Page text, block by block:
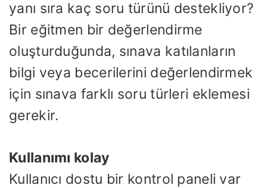
yanı sıra kaç soru türünü destekliyor?
Bir eğitmen bir değerlendirme
oluşturduğunda, sınava katılanların
bilgi veya becerilerini değerlendirmek
için sınava farklı soru türleri eklemesi
gerekir.
Kullanımı kolay
Kullanıcı dostu bir kontrol paneli var